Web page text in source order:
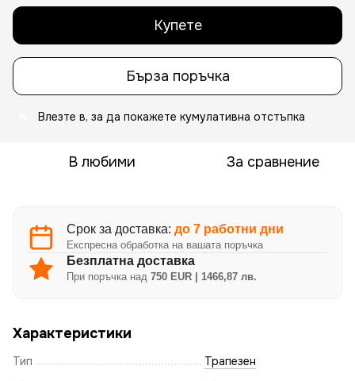
Купете
Бърза поръчка
Влезте в, за да покажете кумулативна отстъпка
В любими За сравнение
Срок за доставка: до 7 работни дни
Експресна обработка на вашата поръчка
Безплатна доставка
При поръчка над 750 EUR | 1466,87 лв.
Характеристики
Тип Трапезен